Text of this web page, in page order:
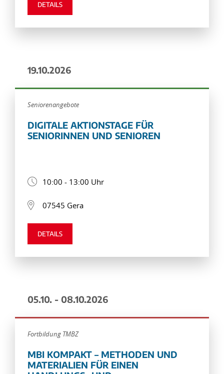
DETAILS
19.10.2026
Seniorenangebote
DIGITALE AKTIONSTAGE FÜR
SENIORINNEN UND SENIOREN
10:00 - 13:00 Uhr
07545 Gera
DETAILS
05.10. - 08.10.2026
Fortbildung TMBZ
MBI KOMPAKT – METHODEN UND
MATERIALIEN FÜR EINEN